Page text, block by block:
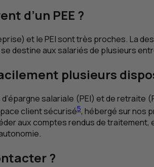
d’un PEE ?
et lePEIsont très proches. La
destine aux salariés de plusieurs
plusieurs
salariale (PEI) et de retraite
client sécurisé5, hébergé sur nos
aux comptes rendus de
?